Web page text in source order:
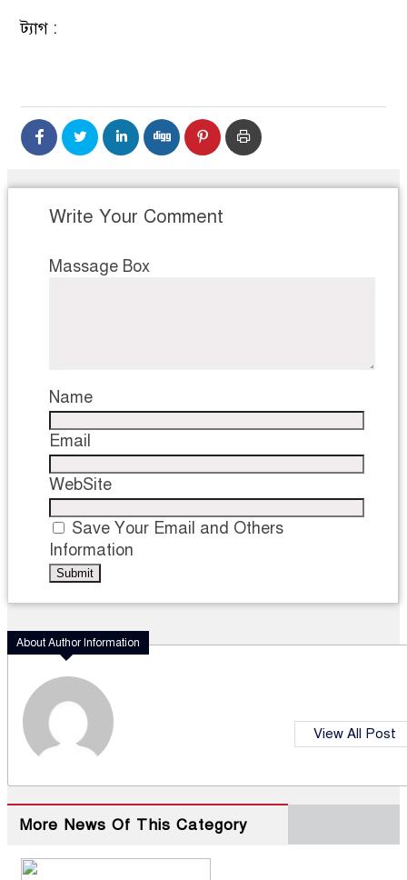
ট্যাগ :
Write Your Comment
Massage Box
Name
Email
WebSite
Save Your Email and Others
Information
About Author Information
View All Post
More News Of This Category